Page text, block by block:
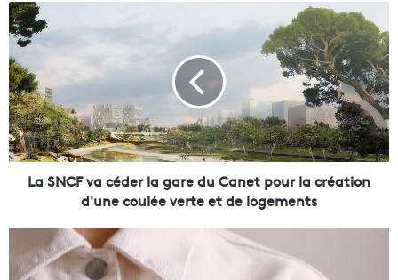
L
a
S
N
C
F
v
a
c
l
La SNCF va céder la gare du Canet pour la création
d'une coulée verte et de logements
r